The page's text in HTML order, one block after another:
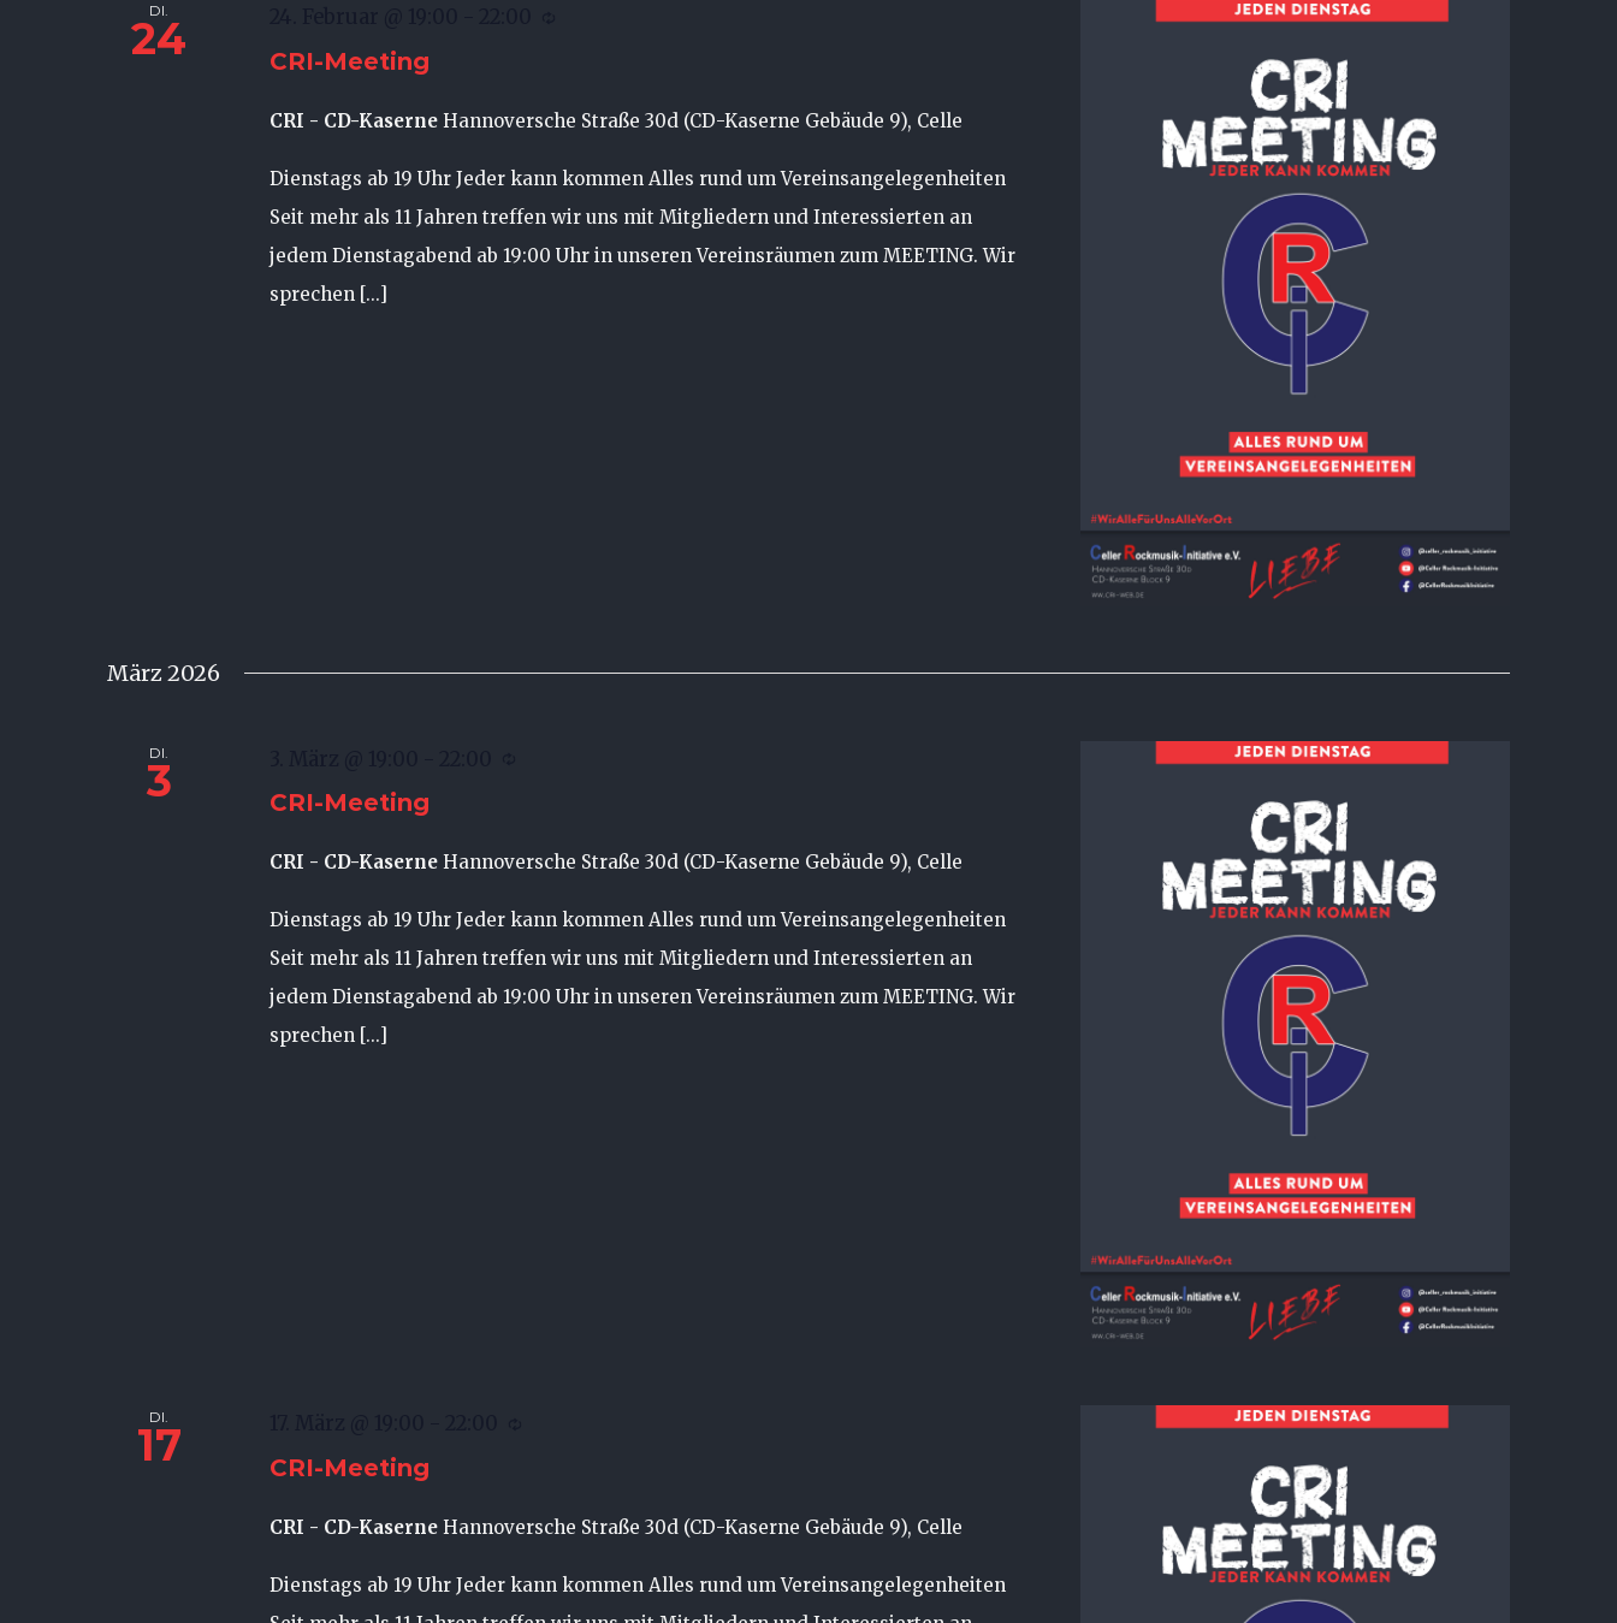
DI.
24 CRI-Meeting
CRI - CD-Kaserne Hannoversche Straße 30d (CD-Kaserne Gebäude 9), Celle
Dienstags ab 19 Uhr Jeder kann kommen Alles rund um Vereinsangelegenheiten
Seit mehr als 11 Jahren treffen wir uns mit Mitgliedern und Interessierten an
jedem Dienstagabend ab 19:00 Uhr in unseren Vereinsräumen zum MEETING. Wir
sprechen [...]
März 2026
DI.
3 CRI-Meeting
CRI - CD-Kaserne Hannoversche Straße 30d (CD-Kaserne Gebäude 9), Celle
Dienstags ab 19 Uhr Jeder kann kommen Alles rund um Vereinsangelegenheiten
Seit mehr als 11 Jahren treffen wir uns mit Mitgliedern und Interessierten an
jedem Dienstagabend ab 19:00 Uhr in unseren Vereinsräumen zum MEETING. Wir
sprechen [...]
DI.
17 CRI-Meeting
CRI - CD-Kaserne Hannoversche Straße 30d (CD-Kaserne Gebäude 9), Celle
Dienstags ab 19 Uhr Jeder kann kommen Alles rund um Vereinsangelegenheiten